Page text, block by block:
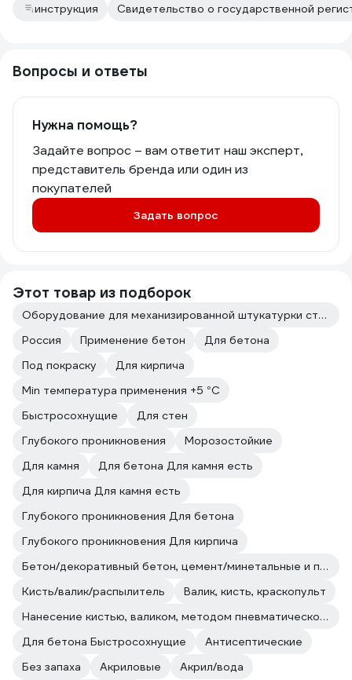
инструкция Свидетельство о государственной
Вопросы и ответы
Нужна помощь?
Задайте вопрос – вам ответит наш эксперт,
представитель бренда или один из
покупателей
Задать вопрос
Этот товар из подборок
Оборудование для механизированной штукатурки стен
Россия
Применение бетон
Для бетона
Под покраску
Для кирпича
Min температура применения +5 °С
Быстросохнущие
Для стен
Глубокого проникновения
Морозостойкие
Для камня
Для бетона Для камня есть
Для кирпича Для камня есть
Глубокого проникновения Для бетона
Глубокого проникновения Для кирпича
Бетон/декоративный бетон, цемент/минетальные и полимерные декоративные штукатурки/прочие впитывающие поверхности
Кисть/валик/распылитель
Валик, кисть, краскопульт
Нанесение кистью, валиком, методом пневматического и безвоздушного распыления.
Для бетона Быстросохнущие
Антисептические
Без запаха
Акриловые
Акрил/вода